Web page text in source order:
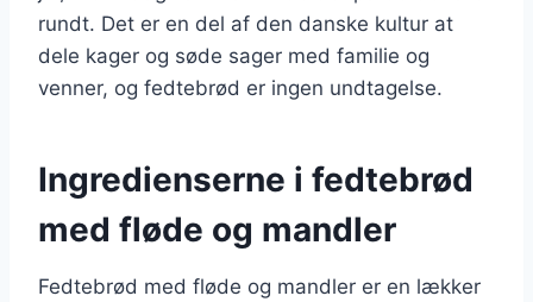
rundt. Det er en del af den danske kultur at
dele kager og søde sager med familie og
venner, og fedtebrød er ingen undtagelse.
Ingredienserne i fedtebrød
med fløde og mandler
Fedtebrød med fløde og mandler er en lækker